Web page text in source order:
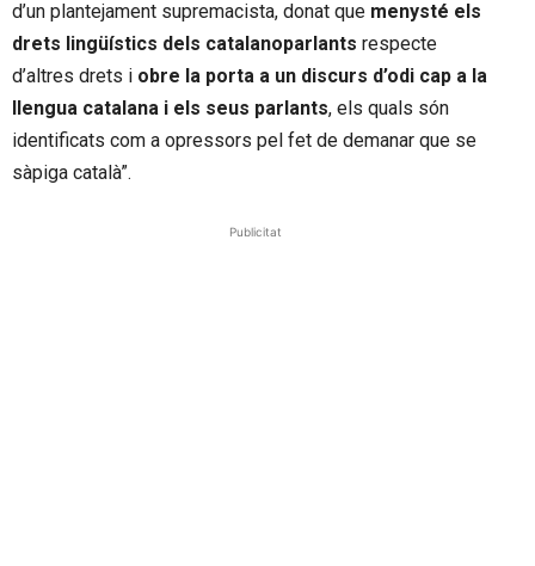
d’un plantejament supremacista, donat que menysté els
drets lingüístics dels catalanoparlants respecte
d’altres drets i obre la porta a un discurs d’odi cap a la
llengua catalana i els seus parlants, els quals són
identificats com a opressors pel fet de demanar que se
sàpiga català”.
Publicitat